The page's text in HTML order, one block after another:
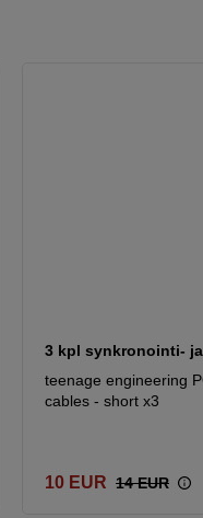
3 kpl synkronointi-
teenage engineering
cables - short x3
10 EUR 14 EUR